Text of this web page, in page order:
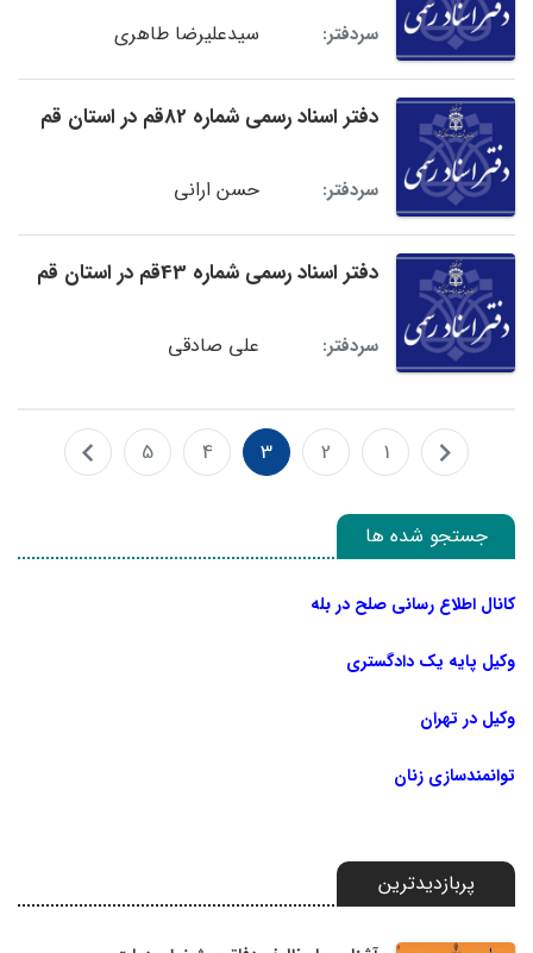
سردفتر: سیدعلیرضا طاهری
دفتر اسناد رسمی شماره 82قم در استان قم
سردفتر: حسن ارانی
دفتر اسناد رسمی شماره 43قم در استان قم
سردفتر: علی صادقی
1
2
3
4
5
جستجو شده ها
کانال اطلاع رسانی صلح در بله
وکیل پایه یک دادگستری
وکیل در تهران
توانمندسازی زنان
پربازدیدترین